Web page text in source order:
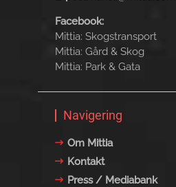
Facebook:
Mittia: Skogstransport
Mittia: Gård & Skog
Mittia: Park & Gata
Navigering
Om Mittia
Kontakt
Press / Mediabank